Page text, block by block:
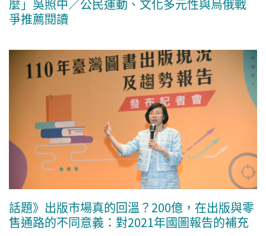
麼」吳照中／公民運動、文化多元性與烏俄戰
爭推薦閱讀
話題》出版市場真的回溫？200億，在出版與零
售通路的不同意義：對2021年國圖報告的補充